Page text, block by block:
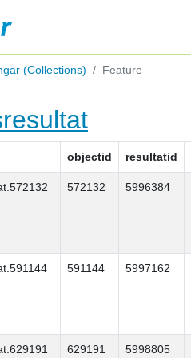
(Collections) Feature
objectid resultatid
572132 5996384
591144 5997162
629191 5998805